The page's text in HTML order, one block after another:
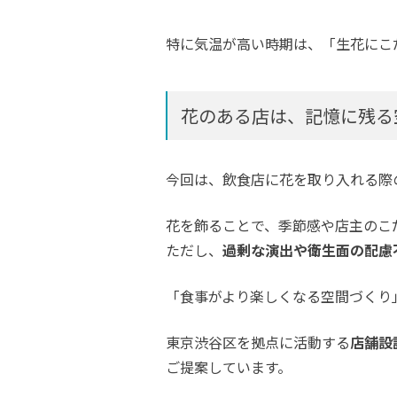
特に気温が高い時期は、「生花に
花のある店は、記憶に残
今回は、飲食店に花を取り入れる
花を飾ることで、季節感や店主の
ただし、 過剰な演出や衛生面の配
「食事がより楽しくなる空間づく
東京渋谷区を拠点に活動する店舗
ご提案しています。